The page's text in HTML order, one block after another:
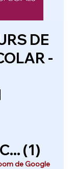
DE
-
(1)
de Google